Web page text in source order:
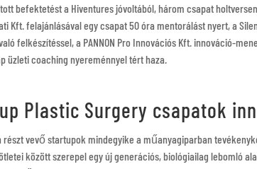
befektetést a Hiventures jóvoltából, három csapat
Kft. felajánlásával egy csapat 50 óra mentorálást nyert, a
felkészítéssel, a PANNON Pro Innovációs Kft. innováció-
üzleti coaching nyereménnyel tért haza.
Plastic Surgery csapatok
részt vevő startupok mindegyike a műanyagiparban
között szerepel egy új generációs, biológiailag lebomló